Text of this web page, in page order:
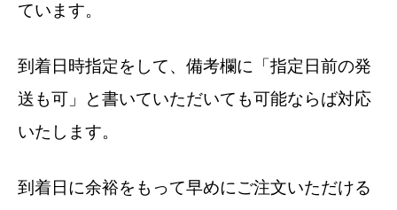
ています。
到着日時指定をして、備考欄に「指定日前の発
送も可」と書いていただいても可能ならば対応
いたします。
到着日に余裕をもって早めにご注文いただける